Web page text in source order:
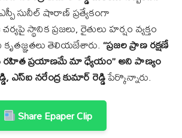
సునీల్ షొరాణ్ ప్రత్యేకంగా
స్థానిక ప్రజలు, రైతులు హర్షం వ్యక్తం
తెలియజేశారు.“ప్రజల ప్రాణ రక్షణే
రహిత ప్రయాణమే మా ధ్యేయం” అని పాణ్యం
ఎస్ఐ నరేంద్ర కుమార్ రెడ్డిపేర్కొన్నారు.
Share Epaper Clip